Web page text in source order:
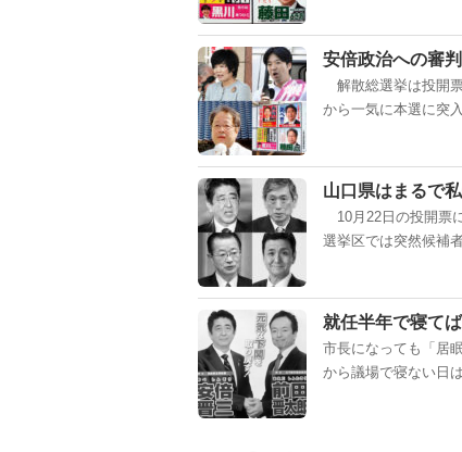
安倍政治への審
解散総選挙は投開
から一気に本選に突
山口県はまるで
10月22日の投開票
選挙区では突然候補
就任半年で寝て
市長になっても「居
から議場で寝ない日